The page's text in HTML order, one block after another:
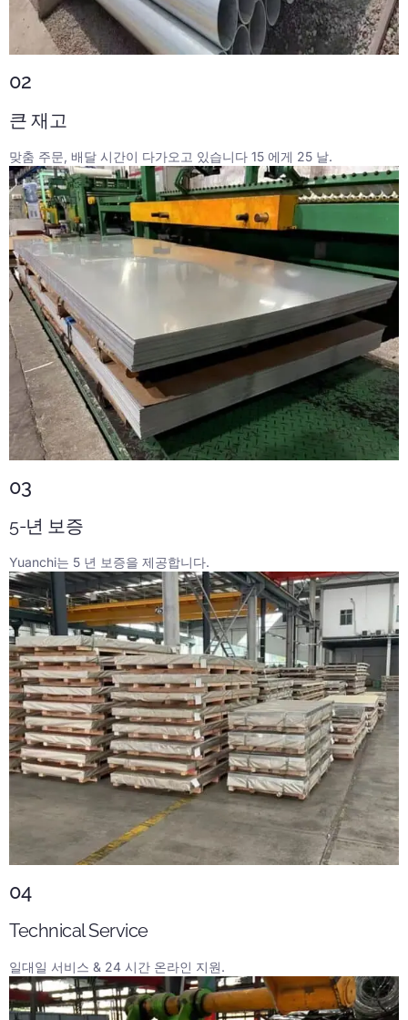
02
큰 재고
맞춤 주문, 배달 시간이 다가오고 있습니다 15 에게 25 날.
03
5-년 보증
Yuanchi는 5 년 보증을 제공합니다.
04
Technical Service
일대일 서비스 & 24 시간 온라인 지원.